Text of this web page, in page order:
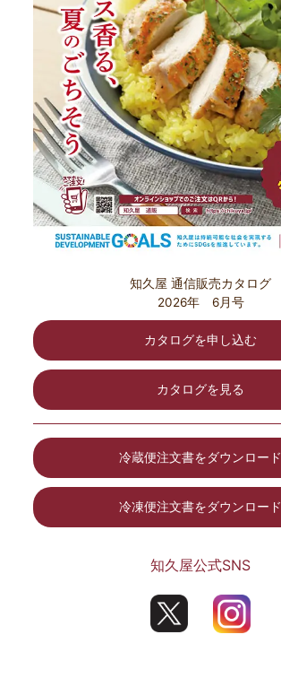
知久屋 通信販売カタログ
2026年 6月号
カタログを申し込む
カタログを見る
冷蔵便注文書をダウンロード
冷凍便注文書をダウンロード
知久屋公式SNS